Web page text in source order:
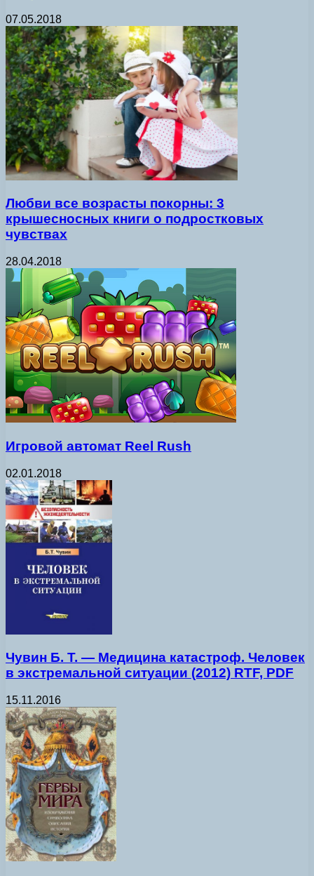
07.05.2018
Любви все возрасты покорны: 3
крышесносных книги о подростковых
чувствах
28.04.2018
Игровой автомат Reel Rush
02.01.2018
Чувин Б. Т. — Медицина катастроф. Человек
в экстремальной ситуации (2012) RTF, PDF
15.11.2016